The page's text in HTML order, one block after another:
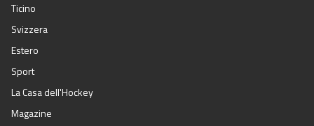
Ticino
Svizzera
Estero
Sport
La Casa dell'Hockey
Magazine